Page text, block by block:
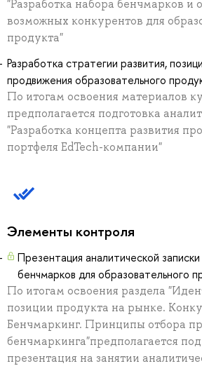
"Разработка набора бенчмарков и
возможных конкурентов для
продукта"
Разработка стратегии развития,
продвижения образовательного
По итогам освоения материалов
предполагается подготовка
"Разработка концепта развития
портфеля EdTech-компании"
Элементы контроля
Презентация аналитической
бенчмарков для образовательного
По итогам освоения раздела
позиции продукта на рынке.
Бенчмаркинг. Принципы отбора
бенчмаркинга"предполагается
презентация на занятии